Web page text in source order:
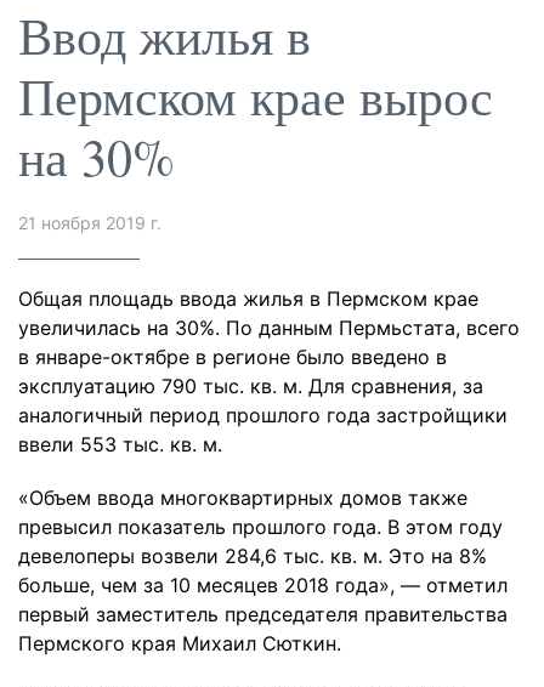
Ввод жилья в
Пермском крае вырос
на 30%
21 ноября 2019 г.
Общая площадь ввода жилья в Пермском крае
увеличилась на 30%. По данным Пермьстата, всего
в январе-октябре в регионе было введено в
эксплуатацию 790 тыс. кв. м. Для сравнения, за
аналогичный период прошлого года застройщики
ввели 553 тыс. кв. м.
«Объем ввода многоквартирных домов также
превысил показатель прошлого года. В этом году
девелоперы возвели 284,6 тыс. кв. м. Это на 8%
больше, чем за 10 месяцев 2018 года», — отметил
первый заместитель председателя правительства
Пермского края Михаил Сюткин.